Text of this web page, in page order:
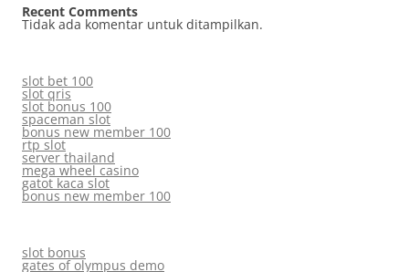
Recent Comments
Tidak ada komentar untuk ditampilkan.
slot bet 100
slot qris
slot bonus 100
spaceman slot
bonus new member 100
rtp slot
server thailand
mega wheel casino
gatot kaca slot
bonus new member 100
slot bonus
gates of olympus demo